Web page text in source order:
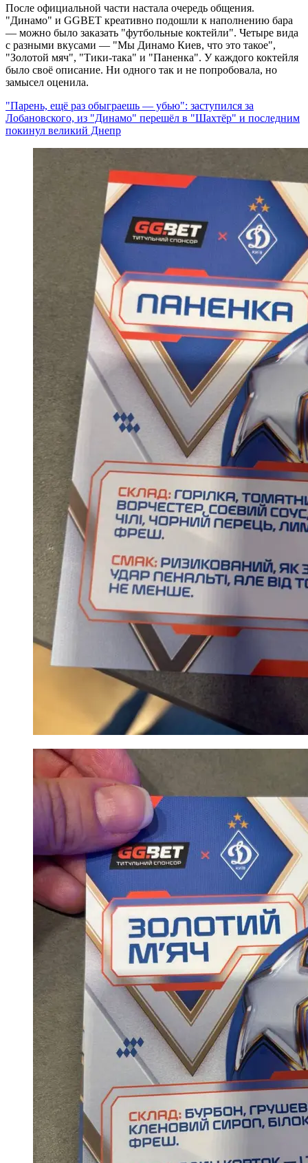
После официальной части настала очередь общения.
"Динамо" и GGBET креативно подошли к наполнению бара
— можно было заказать "футбольные коктейли". Четыре вида
с разными вкусами — "Мы Динамо Киев, что это такое",
"Золотой мяч", "Тики-така" и "Паненка". У каждого коктейля
было своё описание. Ни одного так и не попробовала, но
замысел оценила.
"Парень, ещё раз обыграешь — убью": заступился за
Лобановского, из "Динамо" перешёл в "Шахтёр" и последним
покинул великий Днепр